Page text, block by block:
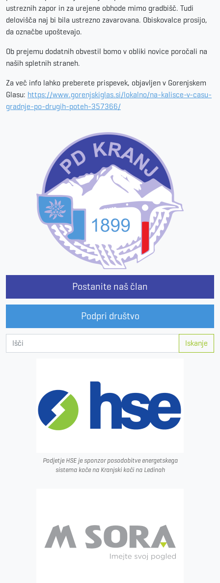
ustreznih zapor in za urejene obhode mimo gradbišč. Tudi
delovišča naj bi bila ustrezno zavarovana. Obiskovalce prosijo,
da označbe upoštevajo.
Ob prejemu dodatnih obvestil bomo v obliki novice poročali na
naših spletnih straneh.
Za več info lahko preberete prispevek, objavljen v Gorenjskem
Glasu: https://www.gorenjskiglas.si/lokalno/na-kalisce-v-casu-
gradnje-po-drugih-poteh-357366/
Postanite naš član
Podpri društvo
Iskanje
Podjetje HSE je sponzor posodobitve energetskega
sistema koče na Kranjski koči na Ledinah